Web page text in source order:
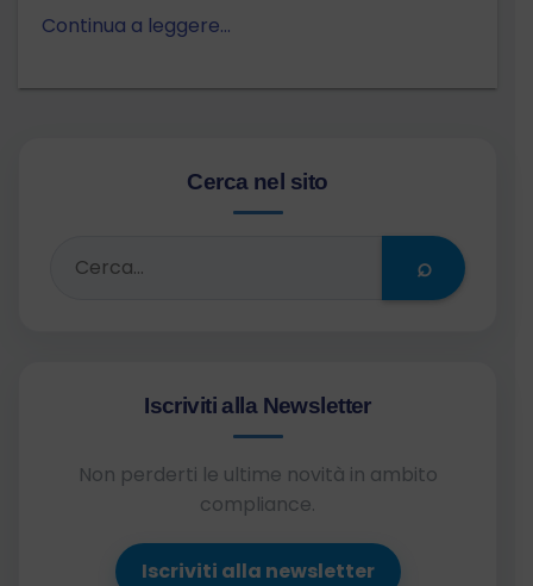
Continua a leggere…
Cerca nel sito
⌕
Iscriviti alla Newsletter
Non perderti le ultime novità in ambito
compliance.
Iscriviti alla newsletter